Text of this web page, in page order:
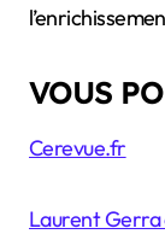
VOUS
Cerevue.fr
Laurent Gerra